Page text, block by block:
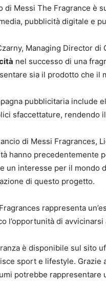
di Messi The Fragrance è
pubblicità digitale e
Managing Director di
nel successo di una
sia il prodotto che il
pubblicitaria include
sfaccettature, rendendo
di Messi Fragrances,
hanno precedentemente
un interesse per il mondo
di questo progetto.
rappresenta
l’opportunità di
è disponibile sul sito
sport e lifestyle. Grazie
potrebbe rappresentare